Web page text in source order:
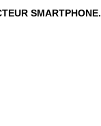
SMARTPHONE.